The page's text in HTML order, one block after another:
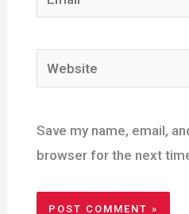
Website
Save my name, email,
browser for the next